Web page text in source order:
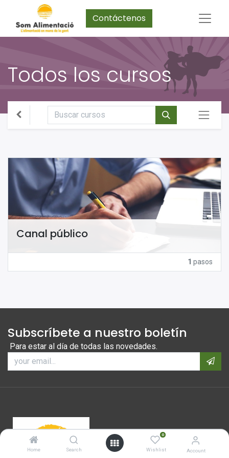
Home Search
0
Wishlist Account
Contáctenos
Todos los cursos
Canal público
1 pasos
Subscríbete a nuestro boletín
Para estar al día de todas las novedades.